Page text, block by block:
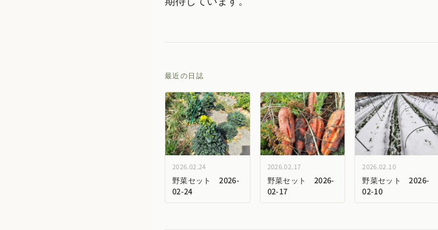
最近の日誌
2026.02.24
野菜セット 2026-
02-24
2026.02.17
野菜セット 2026-
02-17
2026.02.10
野菜セット 2026-
02-10